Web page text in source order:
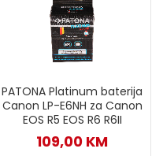
PATONA Platinum baterija
Canon LP-E6NH za Canon
EOS R5 EOS R6 R6II
109,00 KM